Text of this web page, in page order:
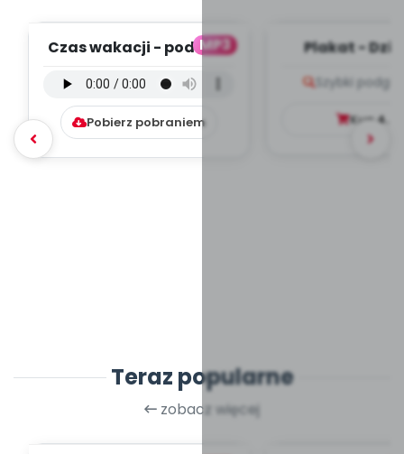
MP3
Czas wakacji - podkład
Pobierz pobraniem
Plakat -
Szybki
Kup
Teraz popularne
zobacz więcej